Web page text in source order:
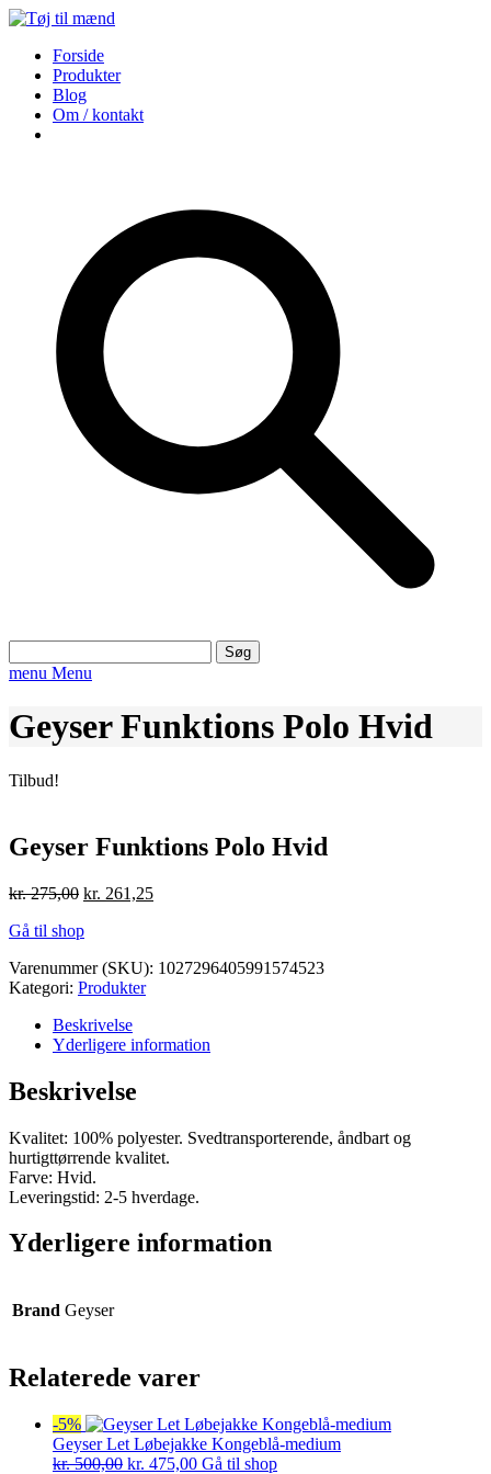
Forside
Produkter
Blog
Om / kontakt
efter:
menu Menu
Geyser Funktions Polo Hvid
Tilbud!
Geyser Funktions Polo Hvid
kr.275,00 Den
pris
kr. 275,00.
kr. 261,25Den
kr. 261,25.
Gå til shop
Varenummer (SKU): 1027296405991574523
Kategori: Produkter
Beskrivelse
Yderligere information
Beskrivelse
Kvalitet: 100% polyester. Svedtransporterende, åndbart og
hurtigttørrende kvalitet.
Farve: Hvid.
Leveringstid: 2-5 hverdage.
Yderligere information
Brand Geyser
Relaterede varer
-5%
Geyser Let Løbejakke Kongeblå-medium
kr.500,00 Den
kr. 475,00Den
Gå til shop